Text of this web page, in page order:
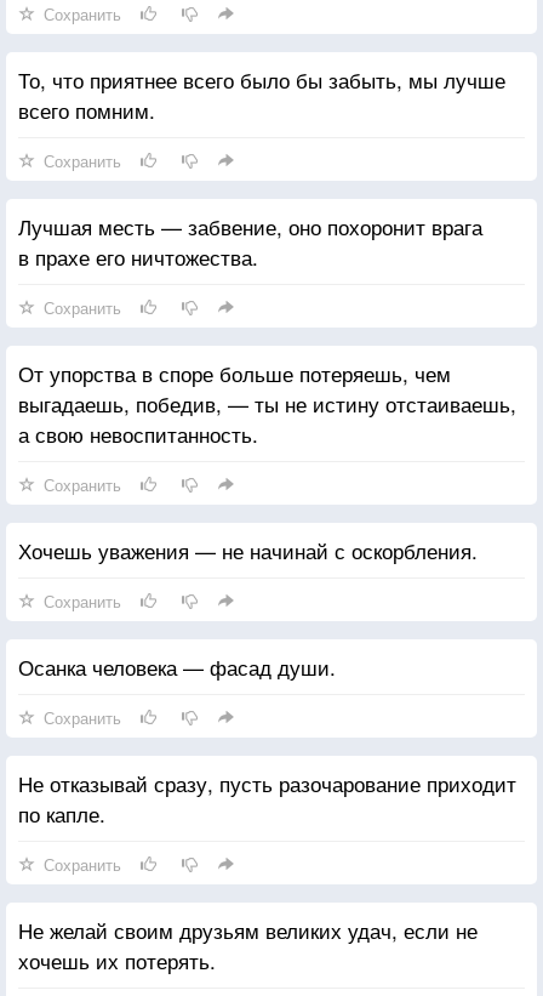
Сохранить
То, что приятнее всего было бы забыть, мы лучше
всего помним.
Сохранить
Лучшая месть — забвение, оно похоронит врага
в прахе его ничтожества.
Сохранить
От упорства в споре больше потеряешь, чем
выгадаешь, победив, — ты не истину отстаиваешь,
а свою невоспитанность.
Сохранить
Хочешь уважения — не начинай с оскорбления.
Сохранить
Осанка человека — фасад души.
Сохранить
Не отказывай сразу, пусть разочарование приходит
по капле.
Сохранить
Не желай своим друзьям великих удач, если не
хочешь их потерять.